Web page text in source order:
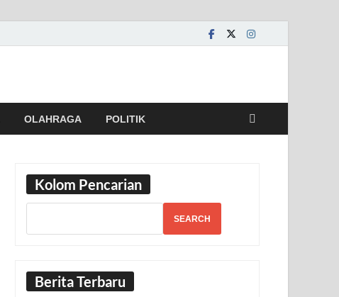
OLAHRAGA POLITIK
Kolom Pencarian
SEARCH
Berita Terbaru